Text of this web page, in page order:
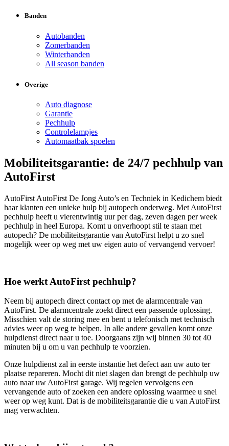
Banden
Autobanden
Zomerbanden
Winterbanden
All season banden
Overige
Auto diagnose
Garantie
Pechhulp
Controlelampjes
Automaatbak spoelen
Mobiliteitsgarantie: de 24/7 pechhulp van
AutoFirst
AutoFirst AutoFirst De Jong Auto’s en Techniek in Kedichem biedt
haar klanten een unieke hulp bij autopech onderweg. Met AutoFirst
pechhulp heeft u vierentwintig uur per dag, zeven dagen per week
pechhulp in heel Europa. Komt u onverhoopt stil te staan met
autopech? De mobiliteitsgarantie van AutoFirst helpt u zo snel
mogelijk weer op weg met uw eigen auto of vervangend vervoer!
Hoe werkt AutoFirst pechhulp?
Neem bij autopech direct contact op met de alarmcentrale van
AutoFirst. De alarmcentrale zoekt direct een passende oplossing.
Misschien valt de storing mee en bent u telefonisch met technisch
advies weer op weg te helpen. In alle andere gevallen komt onze
hulpdienst direct naar u toe. Doorgaans zijn wij binnen 30 tot 40
minuten bij u om u van pechhulp te voorzien.
Onze hulpdienst zal in eerste instantie het defect aan uw auto ter
plaatse repareren. Mocht dit niet slagen dan brengt de pechhulp uw
auto naar uw AutoFirst garage. Wij regelen vervolgens een
vervangende auto of zoeken een andere oplossing waarmee u snel
weer op weg kunt. Dat is de mobiliteitsgarantie die u van AutoFirst
mag verwachten.